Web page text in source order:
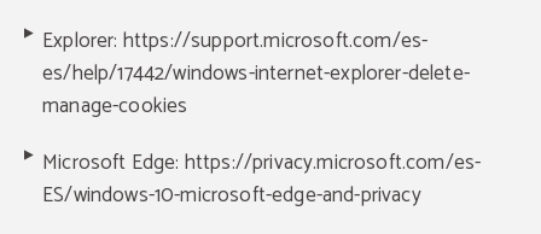
Explorer: https://support.microsoft.com/es-
es/help/17442/windows-internet-explorer-delete-
manage-cookies
Microsoft Edge: https://privacy.microsoft.com/es-
ES/windows-10-microsoft-edge-and-privacy